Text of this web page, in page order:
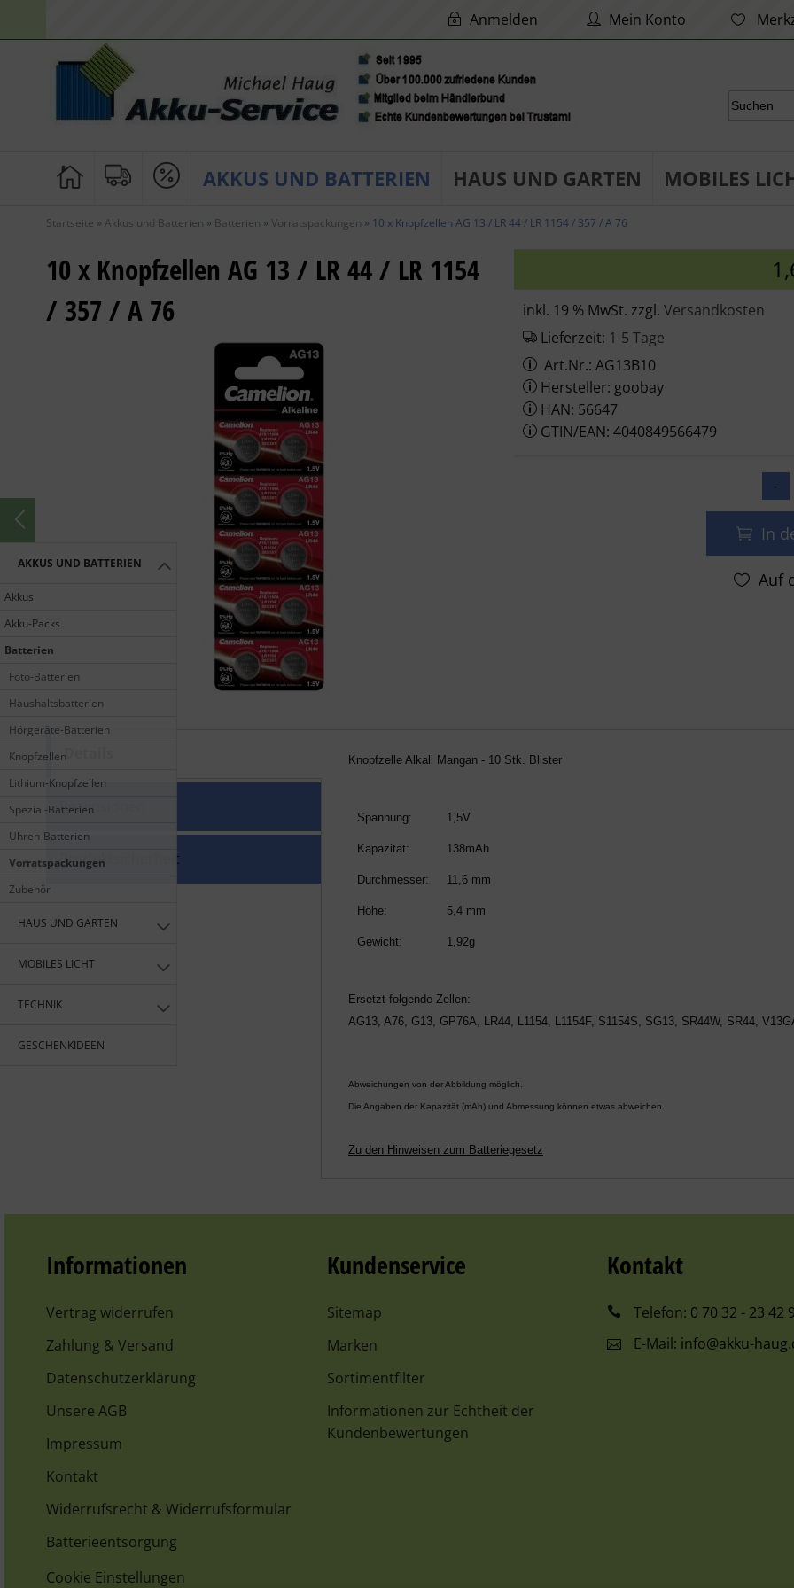
Anmelden Mein Konto
AKKUS UND BATTERIEN HAUS UND GARTEN MOBILES
AKKUS UND BATTERIEN
Akkus
Akku-Packs
Batterien
Foto-Batterien
Haushaltsbatterien
Hörgeräte-Batterien
Knopfzellen
Lithium-Knopfzellen
Spezial-Batterien
Uhren-Batterien
Vorratspackungen
Zubehör
HAUS UND GARTEN
MOBILES LICHT
TECHNIK
GESCHENKIDEEN
Startseite » Akkus und Batterien » Batterien » Vorratspackungen » 10 x Knopfzellen AG 13 / LR 44 / LR 1154 / 357 / A 76
10 x Knopfzellen AG 13 / LR 44 / LR 1154
/ 357 / A 76
inkl. 19 % MwSt. zzgl. Versandkosten
Lieferzeit: 1-5 Tage
Art.Nr.: AG13B10
Hersteller: goobay
HAN: 56647
GTIN/EAN: 4040849566479
In
Details
Rezensionen
Produktsicherheit
10 x Knopfzellen AG 13 / LR 44 / LR 1154 /
Knopfzelle Alkali Mangan - 10 Stk. Blister
Spannung: 1,5V
Kapazität: 138mAh
Durchmesser: 11,6 mm
Höhe: 5,4 mm
Gewicht: 1,92g
Ersetzt folgende Zellen:
AG13, A76, G13, GP76A, LR44, L1154, L1154F, S1154S, SG13, SR44W, SR44,
Abweichungen von der Abbildung möglich.
Die Angaben der Kapazität (mAh) und Abmessung können etwas abweichen.
Zu den Hinweisen zum Batteriegesetz
Informationen
Vertrag widerrufen
Zahlung & Versand
Datenschutzerklärung
Unsere AGB
Impressum
Kontakt
Widerrufsrecht & Widerrufsformular
Batterieentsorgung
Cookie Einstellungen
Kundenservice
Sitemap
Marken
Sortimentfilter
Informationen zur Echtheit der
Kundenbewertungen
Kontakt
Telefon: 0 70 32 - 23 42 9
E-Mail: info@akku-